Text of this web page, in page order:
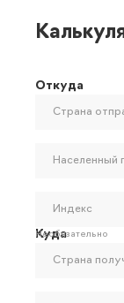
Откуда
Страна
Населенный
Индекс
Необязательно
Куда
Страна